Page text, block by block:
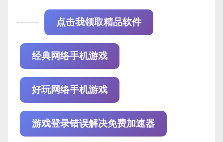
--------- 点击我领取精品软件
经典网络手机游戏
好玩网络手机游戏
游戏登录错误解决免费加速器